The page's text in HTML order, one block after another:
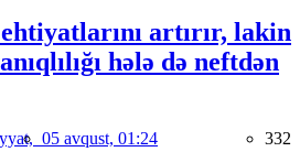
artırır, lakin
hələ də neftdən
05 avqust, 01:24 332